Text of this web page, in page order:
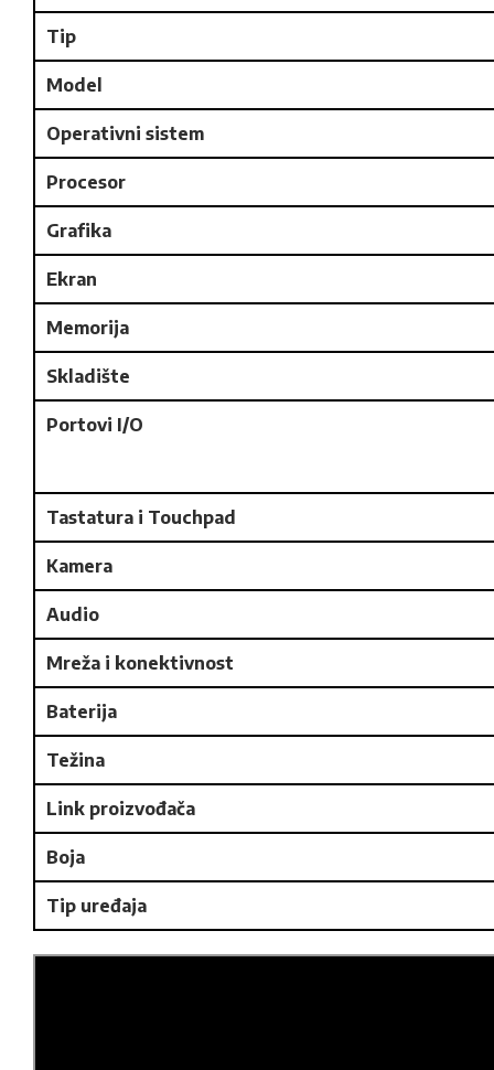
Tip
Model
Operativni sistem
Procesor
Grafika
Ekran
Memorija
Skladište
Portovi I/O
Tastatura i Touchpad
Kamera
Audio
Mreža i konektivnost
Baterija
Težina
Link proizvođača
Boja
Tip uređaja